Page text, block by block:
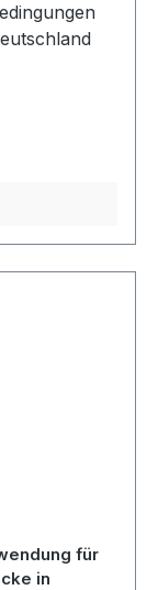
für
in